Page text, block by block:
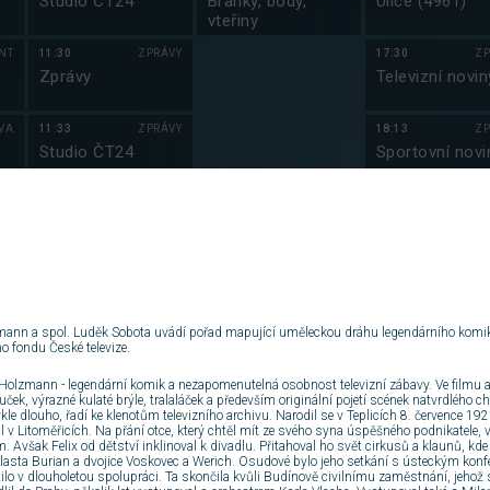
11:30 ZPRÁVY
Zprávy
11:33 ZPRÁVY
Studio ČT24
12:30
Zprávy
12:33 ZPRÁVY
Studio ČT24
vteřiny
17:30
Televizní
18:13
Sportovní
Česko II (2)
Jáma lvová (2)
20:55
Kriminálka Las
Vegas XIII (1)
a spol. Luděk Sobota uvádí pořad mapující uměleckou dráhu legendárního
fondu České televize.
- legendární komik a nezapomenutelná osobnost televizní zábavy. Ve filmu
výrazné kulaté brýle, tralaláček a především originální pojetí scének natvrdlého
dlouho, řadí ke klenotům televizního archivu. Narodil se v Teplicích 8. července
v Litoměřicích. Na přání otce, který chtěl mít ze svého syna úspěšného
Avšak Felix od dětství inklinoval k divadlu. Přitahoval ho svět cirkusů a klaunů, kde
Burian a dvojice Voskovec a Werich. Osudové bylo jeho setkání s ústeckým
v dlouholetou spolupráci. Ta skončila kvůli Budínově civilnímu zaměstnání, jehož